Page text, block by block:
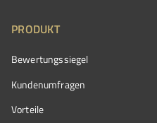
PRODUKT
Bewertungssiegel
Kundenumfragen
Vorteile